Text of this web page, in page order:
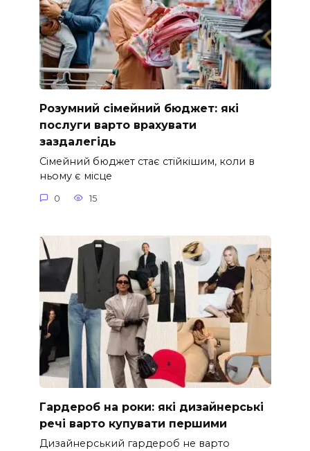
Розумний сімейний бюджет: які
послуги варто врахувати
заздалегідь
Сімейний бюджет стає стійкішим, коли в
ньому є місце
0 15
Гардероб на роки: які дизайнерські
речі варто купувати першими
Дизайнерський гардероб не варто